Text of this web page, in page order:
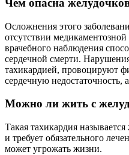
Чем опасна
Осложнения этого
отсутствии
врачебного наблюдения
сердечной смерти.
тахикардией, провоцируют
сердечную недостаточность,
Можно ли жить с
Такая тахикардия
и требует обязательного
может угрожать жизни.